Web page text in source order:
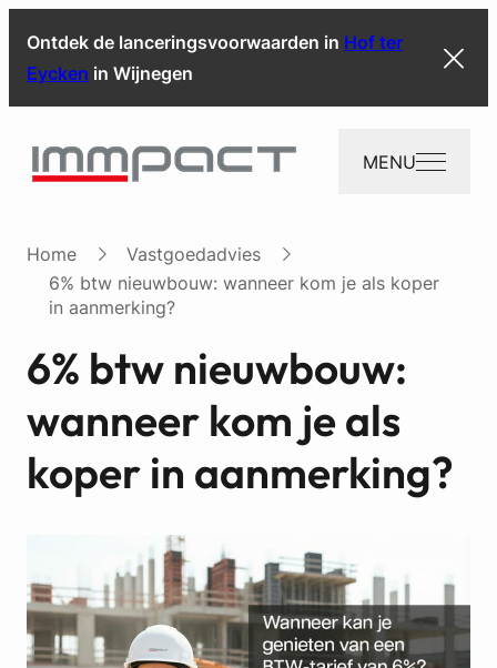
Ontdek de lanceringsvoorwaarden in Hof ter
Eycken in Wijnegen
MENU
Home
Vastgoedadvies
6% btw nieuwbouw: wanneer kom je als koper
in aanmerking?
6% btw nieuwbouw:
wanneer kom je als
koper in aanmerking?